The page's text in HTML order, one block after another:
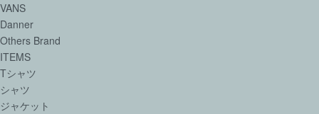
VANS
Danner
Others Brand
ITEMS
Tシャツ
シャツ
ジャケット